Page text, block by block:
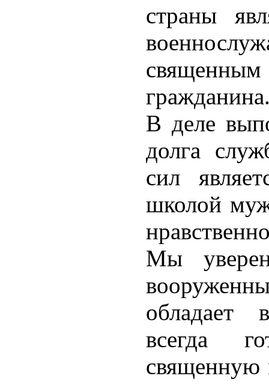
страны
В деле
долга
сил
школой
Мы
обладает
всегда
священную